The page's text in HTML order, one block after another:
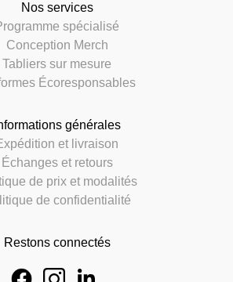
Nos services
spécialisé
Conception Merch
Tabliers sur mesure
Écoresponsables
générales
et livraison
Échanges et retours
de prix et modalités
de confidentialité
Restons connectés